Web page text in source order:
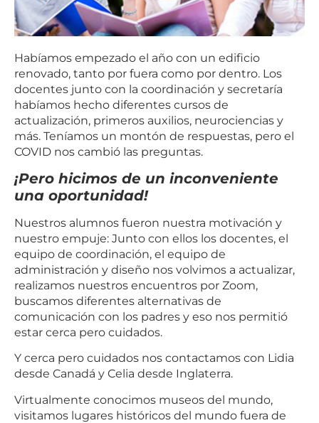
Habíamos empezado el año con un edificio
renovado, tanto por fuera como por dentro. Los
docentes junto con la coordinación y secretaría
habíamos hecho diferentes cursos de
actualización, primeros auxilios, neurociencias y
más. Teníamos un montón de respuestas, pero el
COVID nos cambió las preguntas.
¡Pero hicimos de un inconveniente
una oportunidad!
Nuestros alumnos fueron nuestra motivación y
nuestro empuje: Junto con ellos los docentes, el
equipo de coordinación, el equipo de
administración y diseño nos volvimos a actualizar,
realizamos nuestros encuentros por Zoom,
buscamos diferentes alternativas de
comunicación con los padres y eso nos permitió
estar cerca pero cuidados.
Y cerca pero cuidados nos contactamos con Lidia
desde Canadá y Celia desde Inglaterra.
Virtualmente conocimos museos del mundo,
visitamos lugares históricos del mundo fuera de